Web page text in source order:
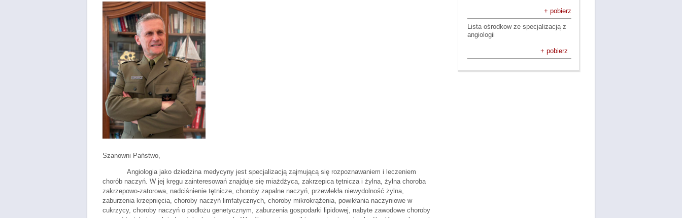
Szanowni Państwo,
Angiologia jako dziedzina medycyny jest specjalizacją zajmującą się rozpoznawaniem i leczeniem
chorób naczyń. W jej kręgu zainteresowań znajduje się miażdżyca, zakrzepica tętnicza i żylna, żylna choroba
zakrzepowo-zatorowa, nadciśnienie tętnicze, choroby zapalne naczyń, przewlekła niewydolność żylna,
zaburzenia krzepnięcia, choroby naczyń limfatycznych, choroby mikrokrążenia, powikłania naczyniowe w
cukrzycy, choroby naczyń o podłożu genetycznym, zaburzenia gospodarki lipidowej, nabyte zawodowe choroby
+ pobierz
Lista ośrodkow ze specjalizacją z
angiologii
+ pobierz